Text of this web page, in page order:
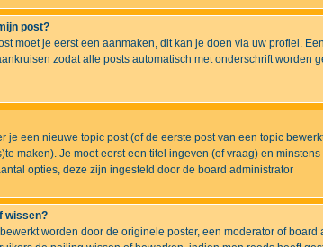
post?
moet je eerst een aanmaken, dit kan je doen via uw profiel.
zodat alle posts automatisch met onderschrift
je een nieuwe topic post (of de eerste post van een topic
maken). Je moet eerst een titel ingeven (of vraag) en
opties, deze zijn ingesteld door de board administrator
wissen?
worden door de originele poster, een moderator of